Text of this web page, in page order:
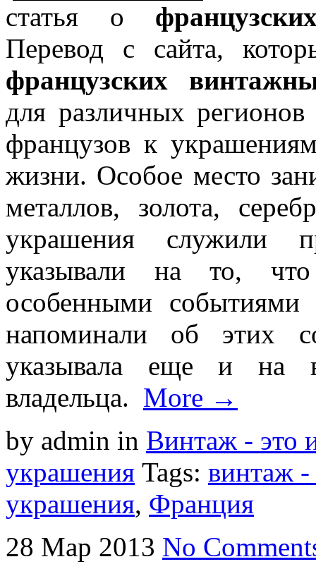
статья о
Перевод с сайта,
французских
для различных
французов к
жизни. Особое место
металлов, золота,
украшения служили
указывали на то,
особенными
напоминали об этих
указывала еще и на
владельца. More →
by admin in Винтаж - это
украшения Tags: винтаж -
украшения, Франция
28 Мар 2013 No